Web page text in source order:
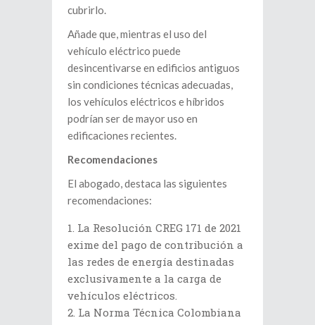
cubrirlo.
Añade que, mientras el uso del
vehículo eléctrico puede
desincentivarse en edificios antiguos
sin condiciones técnicas adecuadas,
los vehículos eléctricos e híbridos
podrían ser de mayor uso en
edificaciones recientes.
Recomendaciones
El abogado, destaca las siguientes
recomendaciones:
La Resolución CREG 171 de 2021
exime del pago de contribución a
las redes de energía destinadas
exclusivamente a la carga de
vehículos eléctricos.
La Norma Técnica Colombiana